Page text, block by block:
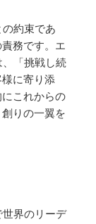
の約束であ
務です。エ
「挑戦し続
に寄り添
これからの
りの一翼を
界のリーデ